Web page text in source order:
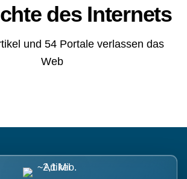
des Internets
und 54 Portale verlassen das
Web